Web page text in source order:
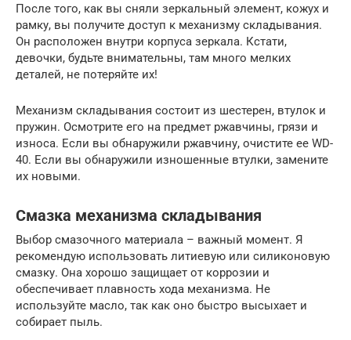
После того, как вы сняли зеркальный элемент, кожух и
рамку, вы получите доступ к механизму складывания.
Он расположен внутри корпуса зеркала. Кстати,
девочки, будьте внимательны, там много мелких
деталей, не потеряйте их!
Механизм складывания состоит из шестерен, втулок и
пружин. Осмотрите его на предмет ржавчины, грязи и
износа. Если вы обнаружили ржавчину, очистите ее WD-
40. Если вы обнаружили изношенные втулки, замените
их новыми.
Смазка механизма складывания
Выбор смазочного материала – важный момент. Я
рекомендую использовать литиевую или силиконовую
смазку. Она хорошо защищает от коррозии и
обеспечивает плавность хода механизма. Не
используйте масло, так как оно быстро высыхает и
собирает пыль.